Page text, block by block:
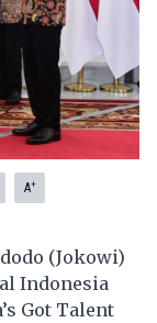
A+
(Jokowi)
Indonesia
Got Talent